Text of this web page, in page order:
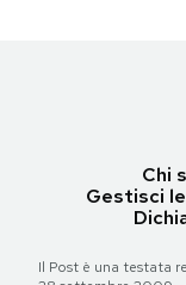
Chi
Gestisci
Il Post è una testata